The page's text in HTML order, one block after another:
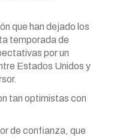
que han dejado los
temporada de
por un
Estados Unidos y
tan optimistas con
de confianza, que